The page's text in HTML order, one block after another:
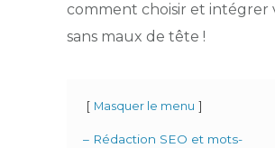
comment choisir et intégrer
sans maux de tête !
Masquer le menu
– Rédaction SEO et mots-